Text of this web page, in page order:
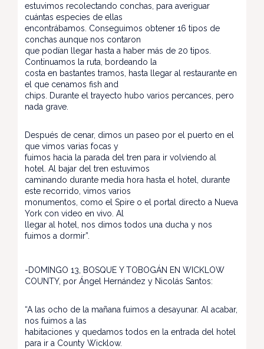
estuvimos recolectando conchas, para averiguar
cuántas especies de ellas
encontrábamos. Conseguimos obtener 16 tipos de
conchas aunque nos contaron
que podían llegar hasta a haber más de 20 tipos.
Continuamos la ruta, bordeando la
costa en bastantes tramos, hasta llegar al restaurante en
el que cenamos fish and
chips. Durante el trayecto hubo varios percances, pero
nada grave.
Después de cenar, dimos un paseo por el puerto en el
que vimos varias focas y
fuimos hacia la parada del tren para ir volviendo al
hotel. Al bajar del tren estuvimos
caminando durante media hora hasta el hotel, durante
este recorrido, vimos varios
monumentos, como el Spire o el portal directo a Nueva
York con video en vivo. Al
llegar al hotel, nos dimos todos una ducha y nos
fuimos a dormir”.
-DOMINGO 13, BOSQUE Y TOBOGÁN EN WICKLOW
COUNTY, por Ángel Hernández y Nicolás Santos:
“A las ocho de la mañana fuimos a desayunar. Al acabar,
nos fuimos a las
habitaciones y quedamos todos en la entrada del hotel
para ir a County Wicklow.